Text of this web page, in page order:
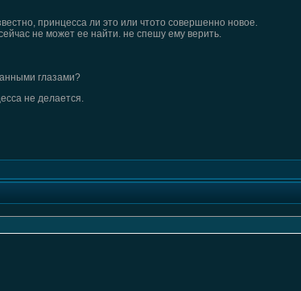
принцесса ли это или чтото совершенно новое.
не может ее найти. не спешу ему верить.
глазами?
не делается.